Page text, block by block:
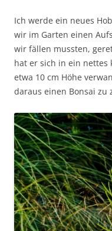
Ich werde ein neues
wir im Garten einen
wir fällen mussten,
hat er sich in ein nettes
etwa 10 cm Höhe
daraus einen Bonsai zu